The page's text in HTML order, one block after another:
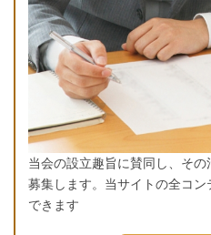
当会の設立趣旨に賛同し、そ
募集します。当サイトの全コ
できます